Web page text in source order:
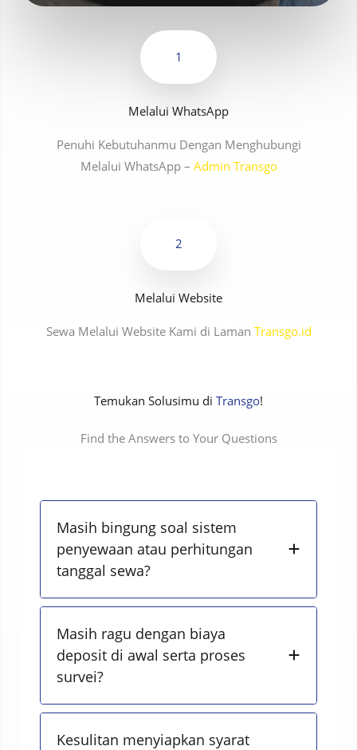
1
Melalui WhatsApp
Penuhi Kebutuhanmu Dengan Menghubungi
Melalui WhatsApp – Admin Transgo
2
Melalui Website
Sewa Melalui Website Kami di Laman Transgo.id
Temukan Solusimu di Transgo!
Find the Answers to Your Questions
Masih bingung soal sistem
penyewaan atau perhitungan
tanggal sewa?
Masih ragu dengan biaya
deposit di awal serta proses
survei?
Kesulitan menyiapkan syarat